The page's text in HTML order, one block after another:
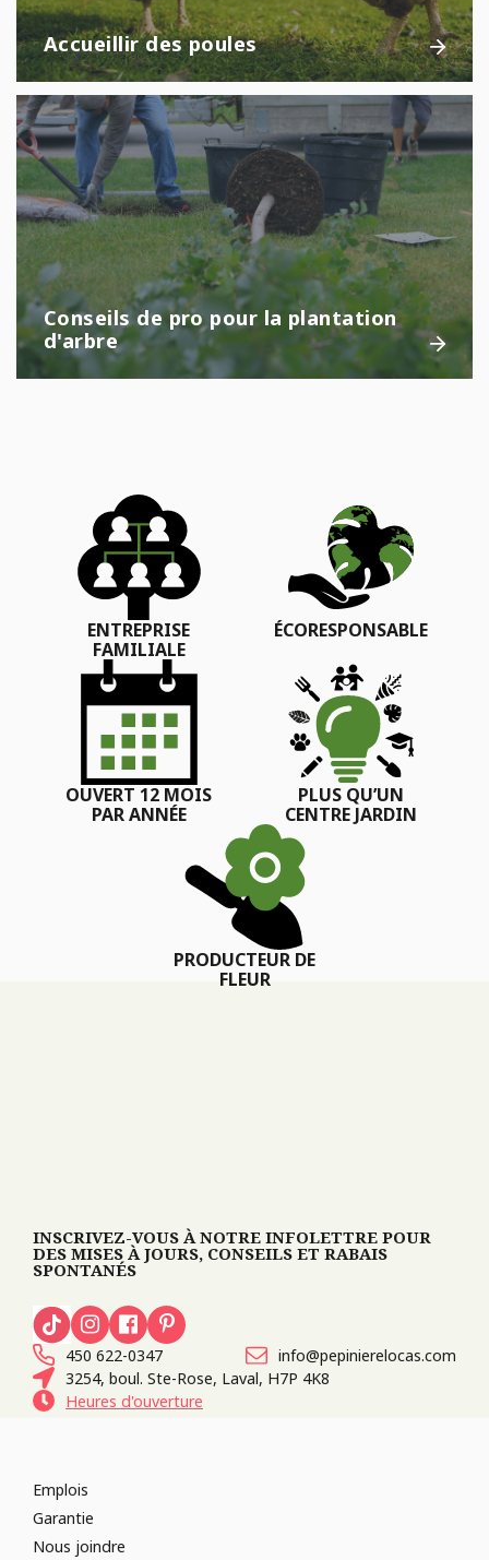
Accueillir des poules
Conseils de pro pour la plantation
d'arbre
ENTREPRISE
FAMILIALE
ÉCORESPONSABLE
OUVERT 12 MOIS
PAR ANNÉE
PLUS QU’UN
CENTRE JARDIN
PRODUCTEUR DE
FLEUR
INSCRIVEZ-VOUS À NOTRE INFOLETTRE POUR
DES MISES À JOURS, CONSEILS ET RABAIS
SPONTANÉS
450 622-0347
info@pepinierelocas.com
3254, boul. Ste-Rose, Laval, H7P 4K8
Heures d'ouverture
Emplois
Garantie
Nous joindre